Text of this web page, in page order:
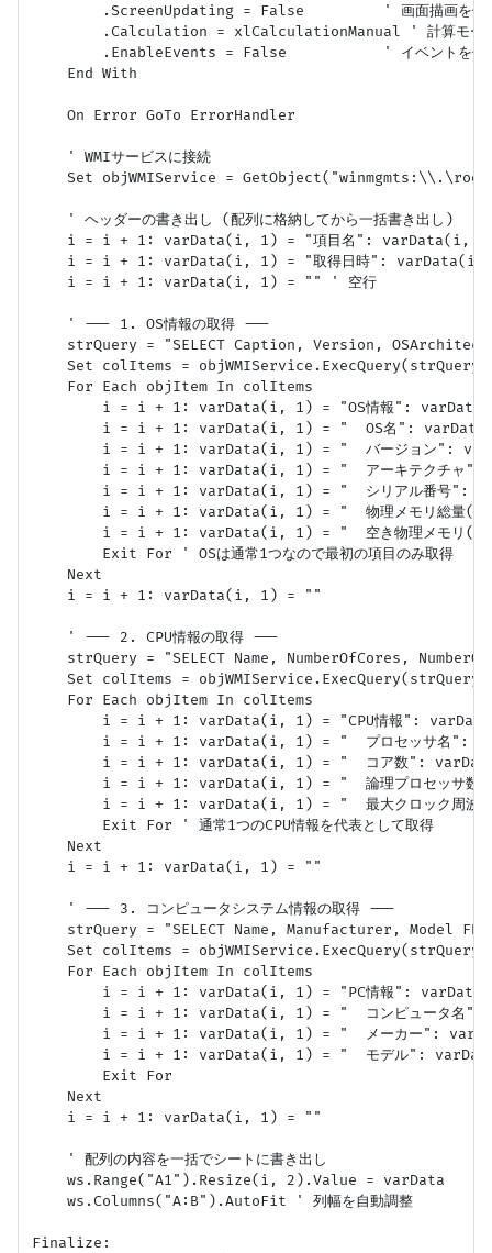
.ScreenUpdating = False         ' 画面描画を停
.Calculation = xlCalculationManual ' 計算モー
.EnableEvents = False           ' イベントを停
    End With
    On Error GoTo ErrorHandler
    ' WMIサービスに接続
Set objWMIService =
    ' ヘッダーの書き出し (配列に格納してから一括書き出し)
i = i + 1: varData(i, 1) = "項目名": varData(i,
i = i + 1: varData(i, 1) = "取得日時":
    i = i + 1: varData(i, 1) = "" ' 空行
    ' --- 1. OS情報の取得 ---
strQuery = "SELECT Caption, Version,
    Set colItems = objWMIService.ExecQuery(strQuery)
    For Each objItem In colItems
i = i + 1: varData(i, 1) = "OS情報":
i = i + 1: varData(i, 1) = "  OS名":
i = i + 1: varData(i, 1) = "  バージョン":
i = i + 1: varData(i, 1) = "  アーキテクチャ
i = i + 1: varData(i, 1) = "  シリアル番号":
i = i + 1: varData(i, 1) = "  物理メモリ総
i = i + 1: varData(i, 1) = "  空き物理メモ
        Exit For ' OSは通常1つなので最初の項目のみ取得
    Next
    i = i + 1: varData(i, 1) = ""
    ' --- 2. CPU情報の取得 ---
strQuery = "SELECT Name, NumberOfCores,
    Set colItems = objWMIService.ExecQuery(strQuery)
    For Each objItem In colItems
i = i + 1: varData(i, 1) = "CPU情報":
i = i + 1: varData(i, 1) = "  プロセッサ名":
i = i + 1: varData(i, 1) = "  コア数":
i = i + 1: varData(i, 1) = "  論理プロセッサ
i = i + 1: varData(i, 1) = "  最大クロック周
        Exit For ' 通常1つのCPU情報を代表として取得
    Next
    i = i + 1: varData(i, 1) = ""
    ' --- 3. コンピュータシステム情報の取得 ---
strQuery = "SELECT Name, Manufacturer, Model
    Set colItems = objWMIService.ExecQuery(strQuery)
    For Each objItem In colItems
i = i + 1: varData(i, 1) = "PC情報":
i = i + 1: varData(i, 1) = "  コンピュータ名
i = i + 1: varData(i, 1) = "  メーカー":
i = i + 1: varData(i, 1) = "  モデル":
        Exit For
    Next
    i = i + 1: varData(i, 1) = ""
    ' 配列の内容を一括でシートに書き出し
    ws.Range("A1").Resize(i, 2).Value = varData
    ws.Columns("A:B").AutoFit ' 列幅を自動調整
Finalize: